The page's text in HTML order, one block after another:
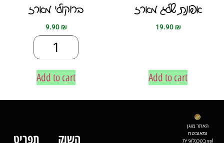
ברוקולי מארז
9.90₪
Add to cart
אפונת שלג מארז
19.90₪
Add to cart
תפריט השוק
האתר מוגן
ומאובטח
בטכנלוגיית ssl